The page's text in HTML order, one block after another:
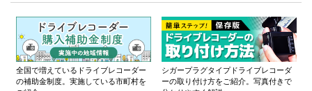
全国で増えているドライブレコーダー
の補助金制度。実施している市町村を
シガープラグタイプドライブレコーダ
ーの取り付け方をご紹介。写真付きで